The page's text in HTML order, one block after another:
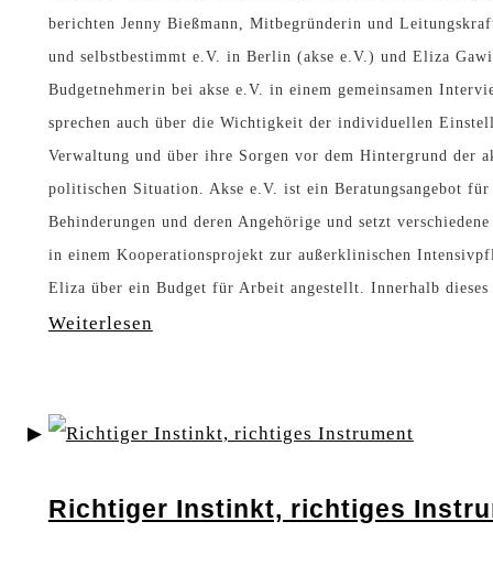
berichten Jenny Bießmann, Mitbegründerin und
und selbstbestimmt e.V. in Berlin (akse e.V.) und Eliza
Budgetnehmerin bei akse e.V. in einem gemeinsamen
sprechen auch über die Wichtigkeit der individuellen
Verwaltung und über ihre Sorgen vor dem Hintergrund der
politischen Situation. Akse e.V. ist ein Beratungsangebot für
Behinderungen und deren Angehörige und setzt
in einem Kooperationsprojekt zur außerklinischen
Eliza über ein Budget für Arbeit angestellt. Innerhalb
Weiterlesen
e
n
Richtiger Instinkt, richtiges